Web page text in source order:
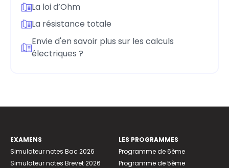
La loi d’Ohm
La résistance totale
Envie d'en savoir plus sur les calculs
électriques ?
EXAMENS
Simulateur notes Bac 2026
Simulateur notes Brevet 2026
LES PROGRAMMES
Programme de 6ème
Programme de 5ème